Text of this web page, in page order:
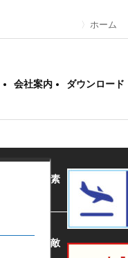
ホーム
会社案内 ダウンロード
素
敵